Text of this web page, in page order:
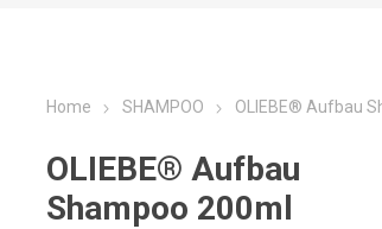
Home SHAMPOO OLIEBE® Aufbau
OLIEBE® Aufbau
Shampoo 200ml